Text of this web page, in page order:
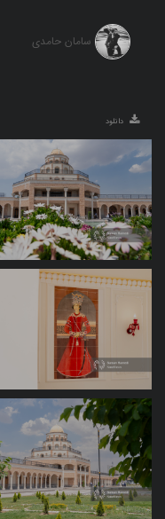
سامان حامدی
دانلود